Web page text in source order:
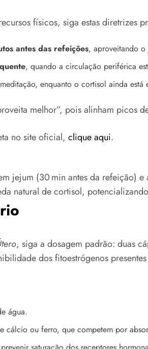
físicos, siga estas diretrizes
antes das refeições, aproveitando o
, quando a circulação periférica
enquanto o cortisol ainda está
melhor”, pois alinham picos
no site oficial, clique aqui.
jejum (30 min antes da refeição)
natural de cortisol,
, siga a dosagem padrão: duas
dos fitoestrógenos
água.
cálcio ou ferro, que competem por